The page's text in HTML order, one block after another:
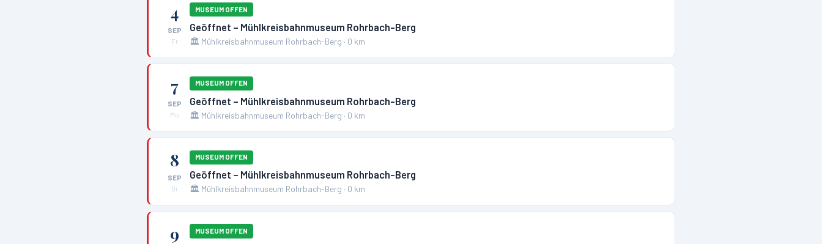
4
SEP
Fr
MUSEUM OFFEN
Geöffnet – Mühlkreisbahnmuseum Rohrbach-Berg
🏛️ Mühlkreisbahnmuseum Rohrbach-Berg · 0 km
7
SEP
Mo
MUSEUM OFFEN
Geöffnet – Mühlkreisbahnmuseum Rohrbach-Berg
🏛️ Mühlkreisbahnmuseum Rohrbach-Berg · 0 km
8
SEP
Di
MUSEUM OFFEN
Geöffnet – Mühlkreisbahnmuseum Rohrbach-Berg
🏛️ Mühlkreisbahnmuseum Rohrbach-Berg · 0 km
9 MUSEUM OFFEN